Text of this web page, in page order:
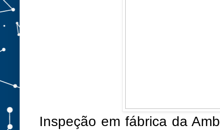
Inspeção em fábrica da